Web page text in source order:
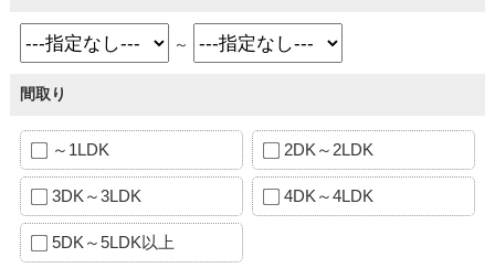
～
間取り
～1LDK 2DK～2LDK
3DK～3LDK 4DK～4LDK
5DK～5LDK以上